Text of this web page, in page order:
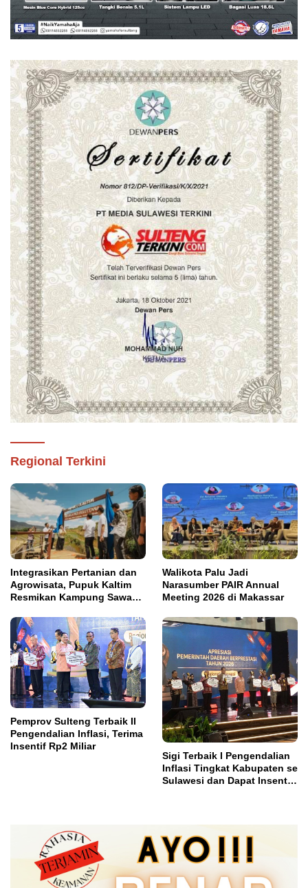
Regional Terkini
Integrasikan Pertanian dan
Agrowisata, Pupuk Kaltim
Resmikan Kampung Sawah
Walikota Palu Jadi
Narasumber PAIR Annual
Meeting 2026 di Makassar
Pemprov Sulteng Terbaik II
Pengendalian Inflasi, Terima
Insentif Rp2 Miliar
Sigi Terbaik I Pengendalian
Inflasi Tingkat Kabupaten se
Sulawesi dan Dapat Insentif